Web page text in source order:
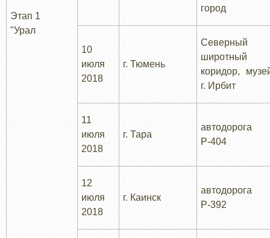
Этап 1
"Урал
город
10
июля
2018
г. Тюмень
Северный
широтный
коридор,
г. Ирбит
11
июля
2018
г. Тара
автодорога
Р-404
12
июля
2018
г. Каинск
автодорога
Р-392